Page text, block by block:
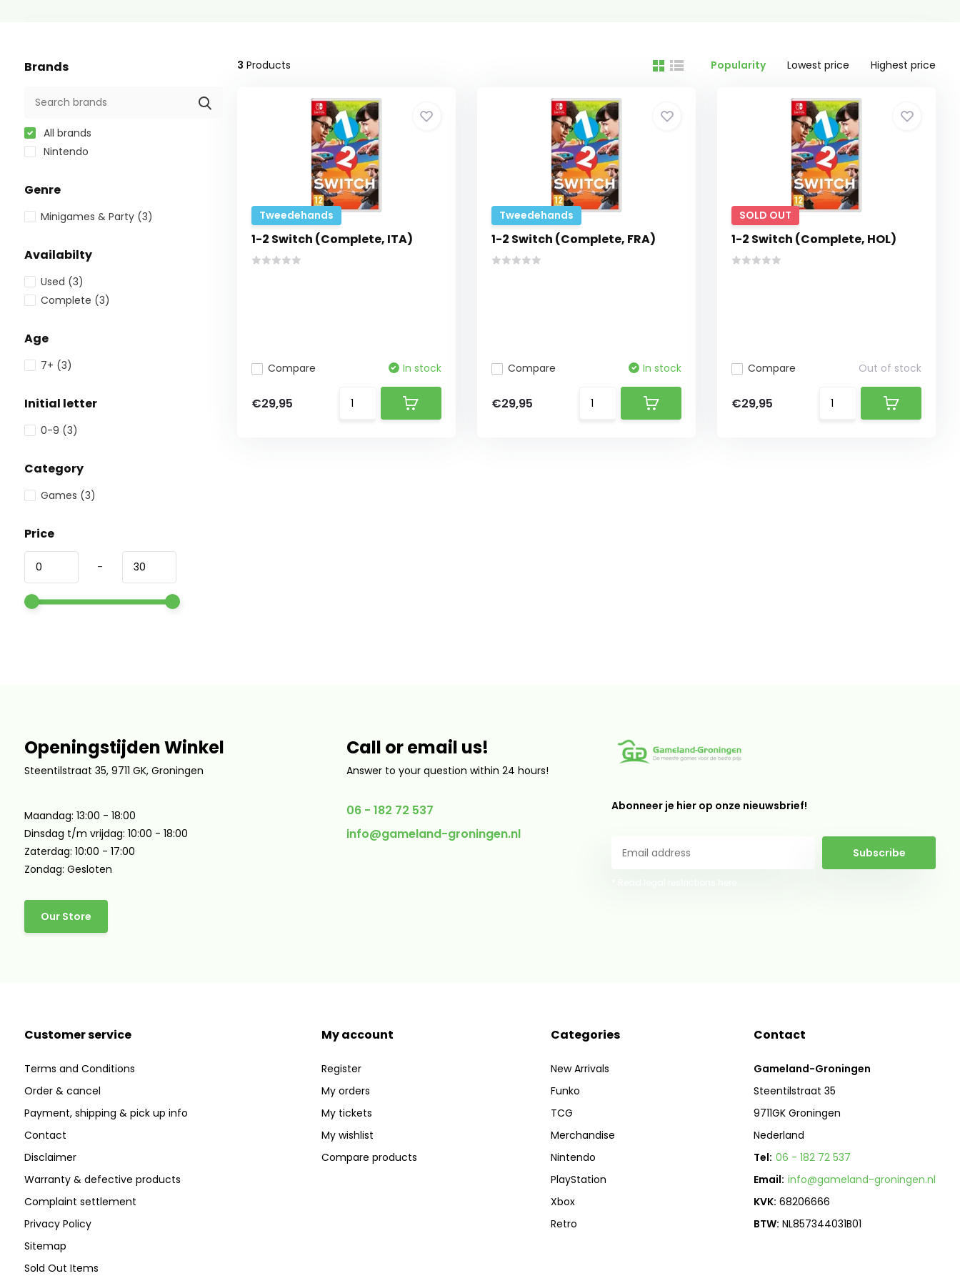
Brands
All brands
Nintendo
Genre
Minigames & Party (3)
Availabilty
Used (3)
Complete (3)
Age
7+ (3)
Initial letter
0-9 (3)
Category
Games (3)
Price
-
3 Products Popularity Lowest price Highest price
Tweedehands
1-2 Switch (Complete, ITA)
Compare In stock
€29,95
Tweedehands
1-2 Switch (Complete, FRA)
Compare In stock
€29,95
SOLD OUT
1-2 Switch (Complete, HOL)
Compare Out of stock
€29,95
Openingstijden Winkel
Steentilstraat 35, 9711 GK, Groningen
Maandag: 13:00 - 18:00
Dinsdag t/m vrijdag: 10:00 - 18:00
Zaterdag: 10:00 - 17:00
Zondag: Gesloten
Our Store
Call or email us!
Answer to your question within 24 hours!
06 - 182 72 537
info@gameland-groningen.nl
Abonneer je hier op onze nieuwsbrief!
Subscribe
Customer service
Terms and Conditions
Order & cancel
Payment, shipping & pick up info
Contact
Disclaimer
Warranty & defective products
Complaint settlement
Privacy Policy
Sitemap
Sold Out Items
My account
Register
My orders
My tickets
My wishlist
Compare products
Categories
New Arrivals
Funko
TCG
Merchandise
Nintendo
PlayStation
Xbox
Retro
Contact
Gameland-Groningen
Steentilstraat 35
9711GK Groningen
Nederland
Tel: 06 - 182 72 537
Email: info@gameland-groningen.nl
KVK: 68206666
BTW: NL857344031B01